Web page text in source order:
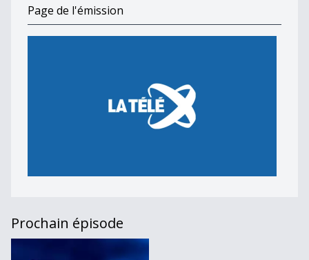
Page de l'émission
Prochain épisode
L&#039;Actu du 19.03.13 - 18h30